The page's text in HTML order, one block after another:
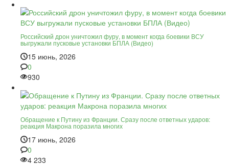
Российский дрон уничтожил фуру, в момент когда боевики ВСУ
выгружали пусковые установки БПЛА (Видео)
15 июнь, 2026
0
930
Обращение к Путину из Франции. Сразу после ответных ударов:
реакция Макрона поразила многих
17 июнь, 2026
0
4 233